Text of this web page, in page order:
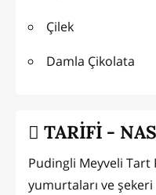
Çilek
Damla Çikolata
TARİFİ -
Pudingli Meyveli Tart
yumurtaları ve